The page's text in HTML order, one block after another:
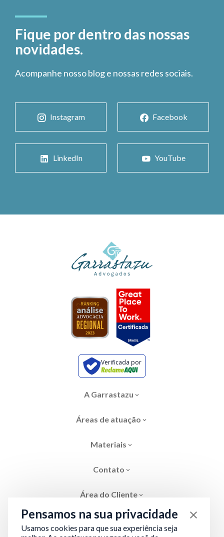
Fique por dentro das nossas
novidades.
Acompanhe nosso blog e nossas redes sociais.
Instagram Facebook
LinkedIn YouTube
Verificada por
A Garrastazu
Áreas de atuação
Materiais
Contato
Área do Cliente
Pensamos na sua privacidade
Usamos cookies para que sua experiência seja